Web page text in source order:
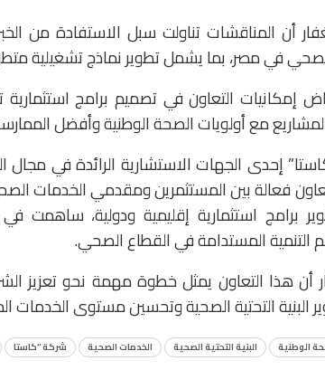
أن المناقشات تناولت سبل الاستفادة من
في مصر، بما يشمل تطوير نماذج تشغيلية
إمكانيات التعاون في تصميم برامج
مع أولويات الصحة الوطنية وأفضل
إحدى الجهات الاستشارية الرائدة في مجال
فعالة بين المستثمرين ومقدمي الخدمات
برامج استثمارية إقليمية ودولية، ساهمت
التنمية المستدامة في القطاع الصحي.
أن هذا التعاون يمثل خطوة مهمة نحو تعزيز
التحتية الصحية وتحسين مستوى الخدمات
الوطنية البنية التحتية الصحية الخدمات الصحية شركة “كاستا